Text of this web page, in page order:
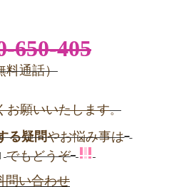
650-405
料通話）
お願いいたします。
る疑問やお悩み事は
でもどうぞ